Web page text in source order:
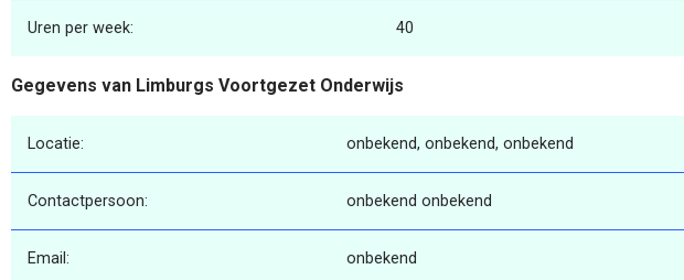
Uren per week: 40
Gegevens van Limburgs Voortgezet Onderwijs
Locatie: onbekend, onbekend, onbekend
Contactpersoon: onbekend onbekend
Email: onbekend